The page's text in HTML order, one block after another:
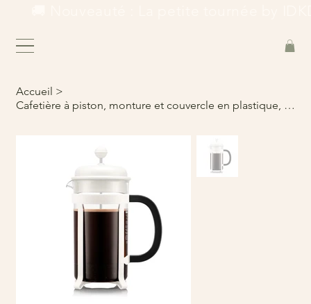
Accueil >
Cafetière à piston, monture et couvercle en plastique, 8 tasses, 1.0l